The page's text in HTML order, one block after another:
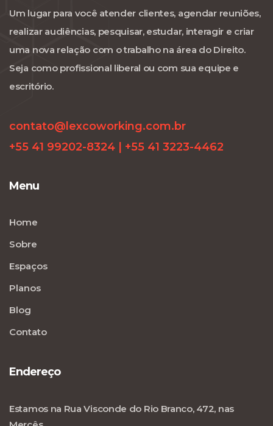
Um lugar para você atender clientes, agendar reuniões,
realizar audiências, pesquisar, estudar, interagir e criar
uma nova relação com o trabalho na área do Direito.
Seja como profissional liberal ou com sua equipe e
escritório.
contato@lexcoworking.com.br
+55 41 99202-8324 | +55 41 3223-4462
Menu
Home
Sobre
Espaços
Planos
Blog
Contato
Endereço
Estamos na Rua Visconde do Rio Branco, 472, nas